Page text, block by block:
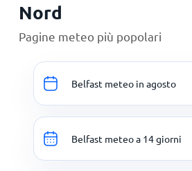
Nord
Pagine meteo più popolari
Belfast meteo in agosto
Belfast meteo a 14 giorni